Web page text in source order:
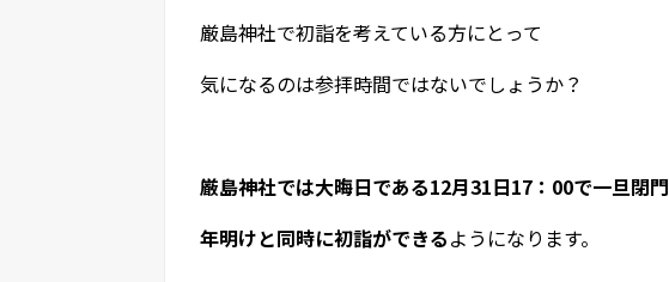
厳島神社で初詣を考えている方にとって
気になるのは参拝時間ではないでしょうか？
厳島神社では大晦日である12月31日17：00で一旦閉門
年明けと同時に初詣ができるようになります。